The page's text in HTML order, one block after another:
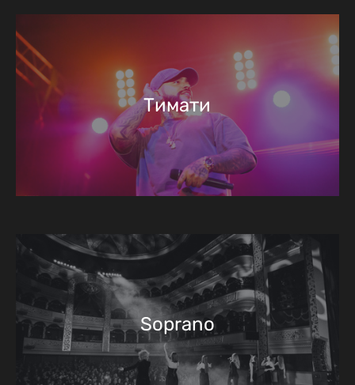
Тимати
Soprano